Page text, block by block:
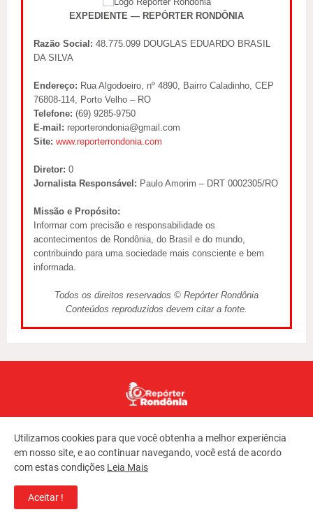
EXPEDIENTE — REPÓRTER RONDÔNIA
Razão Social: 48.775.099 DOUGLAS EDUARDO BRASIL
DA SILVA
Endereço: Rua Algodoeiro, nº 4890, Bairro Caladinho, CEP
76808-114, Porto Velho – RO
Telefone: (69) 9285-9750
E-mail: reporterondonia@gmail.com
Site: www.reporterrondonia.com
Diretor: 0
Jornalista Responsável: Paulo Amorim – DRT 0002305/RO
Missão e Propósito:
Informar com precisão e responsabilidade os
acontecimentos de Rondônia, do Brasil e do mundo,
contribuindo para uma sociedade mais consciente e bem
informada.
Todos os direitos reservados © Repórter Rondônia
Conteúdos reproduzidos devem citar a fonte.
Utilizamos cookies para que você obtenha a melhor experiência
em nosso site, e ao continuar navegando, você está de acordo
com estas condições Leia Mais
Aceitar !